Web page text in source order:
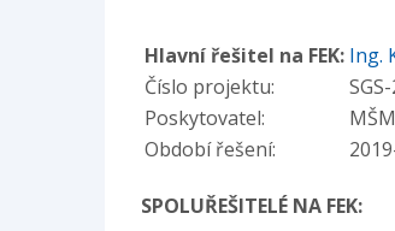
Hlavní řešitel na FEK: Ing.
Číslo projektu:
Poskytovatel:
Období řešení:
SPOLUŘEŠITELÉ NA FEK: